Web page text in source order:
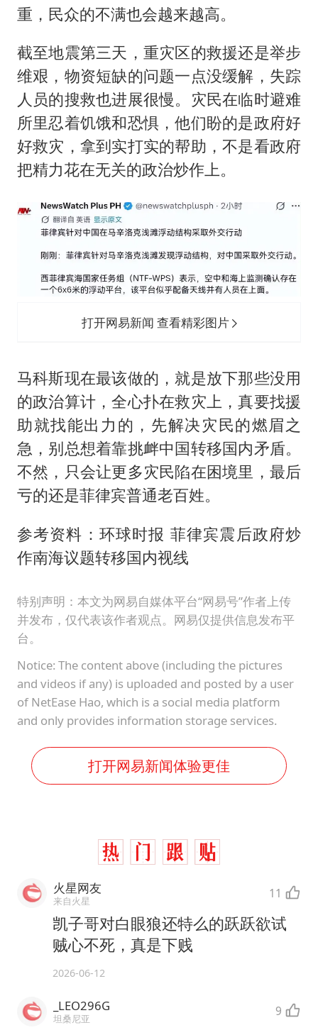
重，民众的不满也会越来越高。
截至地震第三天，重灾区的救援还是举步
维艰，物资短缺的问题一点没缓解，失踪
人员的搜救也进展很慢。灾民在临时避难
所里忍着饥饿和恐惧，他们盼的是政府好
好救灾，拿到实打实的帮助，不是看政府
把精力花在无关的政治炒作上。
打开网易新闻 查看精彩图片
马科斯现在最该做的，就是放下那些没用
的政治算计，全心扑在救灾上，真要找援
助就找能出力的，先解决灾民的燃眉之
急，别总想着靠挑衅中国转移国内矛盾。
不然，只会让更多灾民陷在困境里，最后
亏的还是菲律宾普通老百姓。
参考资料：环球时报 菲律宾震后政府炒
作南海议题转移国内视线
特别声明：本文为网易自媒体平台“网易号”作者上传
并发布，仅代表该作者观点。网易仅提供信息发布平
台。
Notice: The content above (including the pictures
and videos if any) is uploaded and posted by a user
of NetEase Hao, which is a social media platform
and only provides information storage services.
打开网易新闻体验更佳
火星网友
来自火星 11
凯子哥对白眼狼还特么的跃跃欲试
贼心不死，真是下贱
2026-06-12
_LEO296G
坦桑尼亚 9